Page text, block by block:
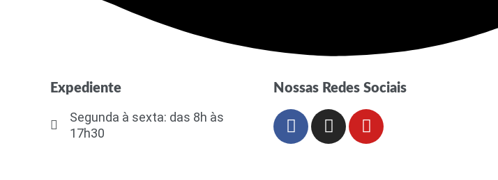
Expediente
Segunda à sexta: das 8h às
17h30
Nossas Redes Sociais